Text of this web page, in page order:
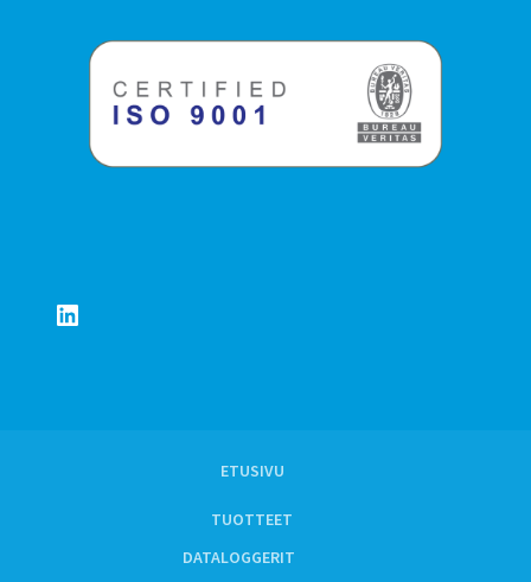
LinkedIn
ETUSIVU
TUOTTEET
DATALOGGERIT